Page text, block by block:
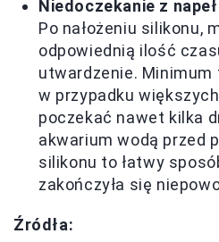
Niedoczekanie z
Po nałożeniu silikonu,
odpowiednią ilość
utwardzenie. Minimum
w przypadku
poczekać nawet kilka
akwarium wodą przed
silikonu to łatwy
zakończyła się
Źródła: